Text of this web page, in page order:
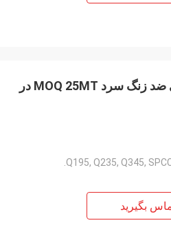
عرض 1000-1500mm کول های فولادی فولادی ضد زنگ سرد MOQ 25MT در
Q195, Q235, Q345,
بگیرید